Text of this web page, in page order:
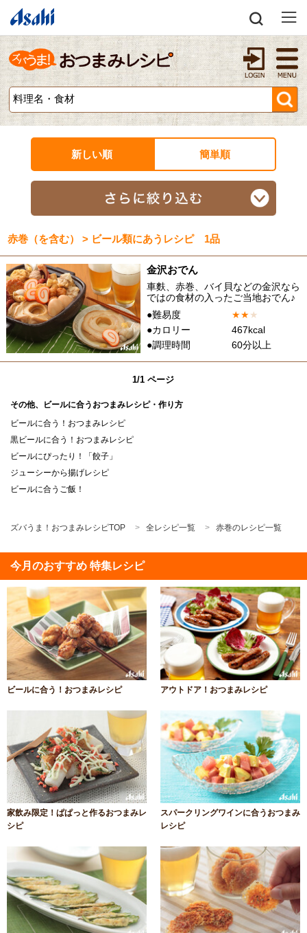
新しい順 簡単順
赤巻（を含む） > ビール類にあうレシピ 1品
金沢おでん
車麩、赤巻、バイ貝などの金沢なら
ではの食材の入ったご当地おでん♪
●難易度
★★★
●カロリー
467kcal
●調理時間
60分以上
1/1 ページ
その他、ビールに合うおつまみレシピ・作り方
ビールに合う！おつまみレシピ
黒ビールに合う！おつまみレシピ
ビールにぴったり！「餃子」
ジューシーから揚げレシピ
ビールに合うご飯！
ズバうま！おつまみレシピTOP 全レシピ一覧 赤巻のレシピ一覧
今月のおすすめ 特集レシピ
ビールに合う！おつまみレシピ アウトドア！おつまみレシピ
家飲み限定！ぱぱっと作るおつまみレ
シピ
スパークリングワインに合うおつまみ
レシピ